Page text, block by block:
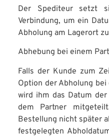
Der Spediteur setzt
Verbindung, um ein
Abholung am Lagerort
Abhebung bei einem
Falls der Kunde zum
Option der Abholung
wird ihm das Datum
dem Partner
Bestellung nicht später
festgelegten